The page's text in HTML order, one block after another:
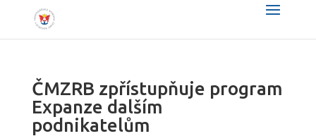
ČMZRB zpřístupňuje program
Expanze dalším
podnikatelům